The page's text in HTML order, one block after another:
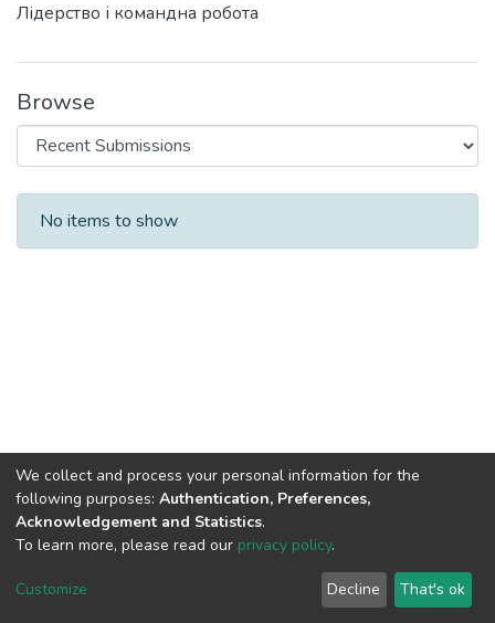
Лідерство і командна робота
Browse
Recent Submissions
No items to show
DSpace software copyright © 2002-2026
Cookie
End User
Agreement
Send
Feedback
We collect and process your personal information for the
following purposes: Authentication, Preferences,
Acknowledgement and Statistics.
To learn more, please read our privacy policy.
Customize Decline That's ok